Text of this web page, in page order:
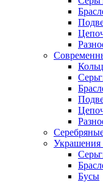
Украшения
Бусы